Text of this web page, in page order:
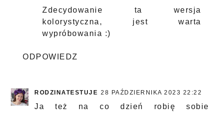
Zdecydowanie ta wersja
kolorystyczna, jest warta
wypróbowania :)
ODPOWIEDZ
RODZINATESTUJE 28 PAŹDZIERNIKA 2023 22:22
Ja też na co dzień robię sobie